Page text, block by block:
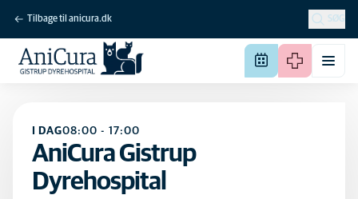
Tilbage til anicura.dk SØG
I DAG08:00 - 17:00
AniCura Gistrup
Dyrehospital